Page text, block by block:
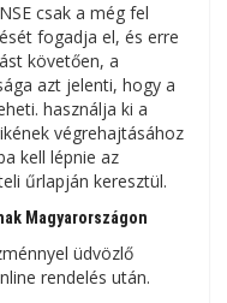
csak a még fel
fogadja el, és erre
követően, a
azt jelenti, hogy a
használja ki a
végrehajtásához
kell lépnie az
űrlapján keresztül.
Magyarországon
üdvözlő
rendelés után.